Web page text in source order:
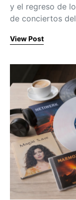
y el regreso de
de conciertos
View Post